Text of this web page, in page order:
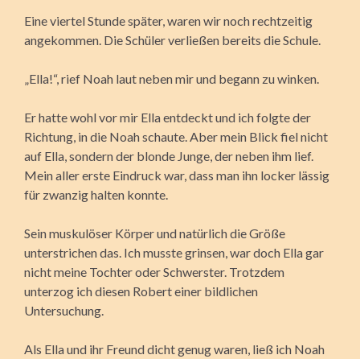
Eine viertel Stunde später, waren wir noch rechtzeitig
angekommen. Die Schüler verließen bereits die Schule.
„Ella!“, rief Noah laut neben mir und begann zu winken.
Er hatte wohl vor mir Ella entdeckt und ich folgte der
Richtung, in die Noah schaute. Aber mein Blick fiel nicht
auf Ella, sondern der blonde Junge, der neben ihm lief.
Mein aller erste Eindruck war, dass man ihn locker lässig
für zwanzig halten konnte.
Sein muskulöser Körper und natürlich die Größe
unterstrichen das. Ich musste grinsen, war doch Ella gar
nicht meine Tochter oder Schwerster. Trotzdem
unterzog ich diesen Robert einer bildlichen
Untersuchung.
Als Ella und ihr Freund dicht genug waren, ließ ich Noah